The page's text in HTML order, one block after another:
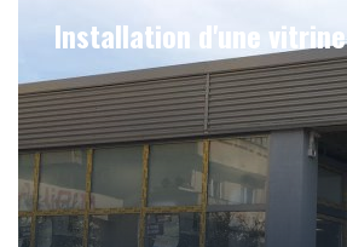
Installation d'une vitrine